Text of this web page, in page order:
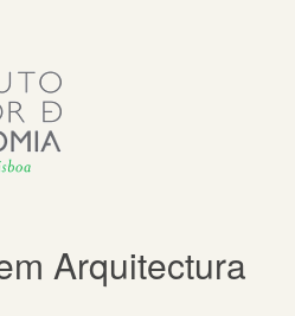
Arquitectura